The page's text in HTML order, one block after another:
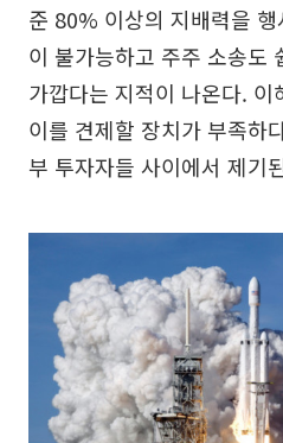
준 80% 이상의 지배력을
이 불가능하고 주주 소송도
가깝다는 지적이 나온다.
이를 견제할 장치가 부족하
부 투자자들 사이에서 제기